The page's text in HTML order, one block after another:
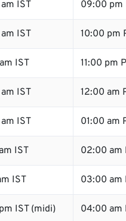
IST 09:00 pm
IST 10:00 pm
IST 11:00 pm
IST 12:00 am
IST 01:00 am
IST 02:00 am
IST 03:00 am
IST (midi) 04:00 am